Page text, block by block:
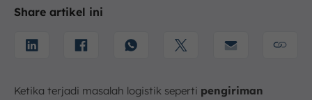
a. Ringkasan dan Deskripsi Perjanjian
c. Hak dan Kewajiban
e. Penghentian Perjanjian
Share artikel ini
Ketika terjadi masalah logistik seperti pengiriman